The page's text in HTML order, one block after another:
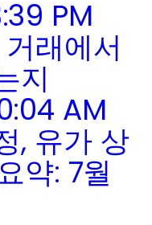
PM
래에서
지
AM
, 유가 상
약: 7월